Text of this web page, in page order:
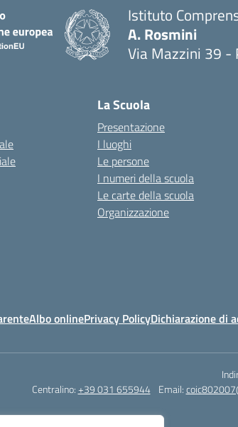
Istituto
A. Rosmini
Via Mazzini 39 -
La Scuola
Presentazione
I luoghi
Le persone
I numeri della scuola
Le carte della scuola
Organizzazione
Albo onlinePrivacy PolicyDichiarazione di
Centralino:+39 031 655944 Email: